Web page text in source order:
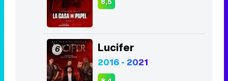
8,4
7 The Walking Dead
2010 - 2022